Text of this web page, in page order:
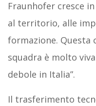
Fraunhofer cresce
al territorio, alle
formazione. Questa
squadra è molto
debole in Italia”.
Il trasferimento